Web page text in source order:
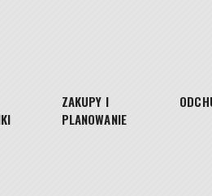
ZAKUPY I
PLANOWANIE